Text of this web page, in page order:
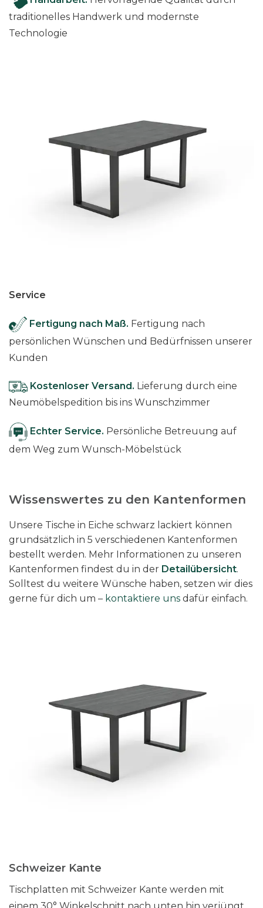
traditionelles Handwerk und modernste
Technologie
Service
Fertigung nach Maß. Fertigung nach
persönlichen Wünschen und Bedürfnissen unserer
Kunden
Kostenloser Versand. Lieferung durch eine
Neumöbelspedition bis ins Wunschzimmer
Echter Service. Persönliche Betreuung auf
dem Weg zum Wunsch-Möbelstück
Wissenswertes zu den Kantenformen
Unsere Tische in Eiche schwarz lackiert können
grundsätzlich in 5 verschiedenen Kantenformen
bestellt werden. Mehr Informationen zu unseren
Kantenformen findest du in der Detailübersicht.
Solltest du weitere Wünsche haben, setzen wir dies
gerne für dich um – kontaktiere uns dafür einfach.
Schweizer Kante
Tischplatten mit Schweizer Kante werden mit